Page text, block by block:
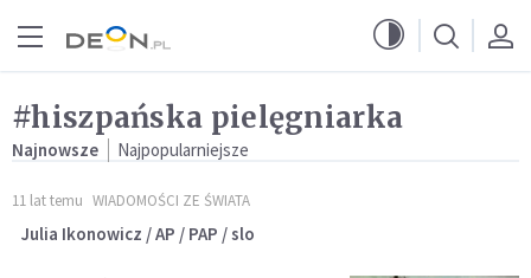
#hiszpańska pielęgniarka
Najnowsze Najpopularniejsze
11 lat temu WIADOMOŚCI ZE ŚWIATA
Julia Ikonowicz / AP / PAP / slo